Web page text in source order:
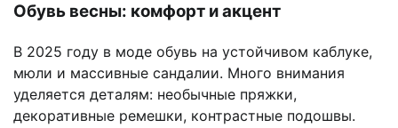
Обувь весны: комфорт и акцент
В 2025 году в моде обувь на устойчивом каблуке,
мюли и массивные сандалии. Много внимания
уделяется деталям: необычные пряжки,
декоративные ремешки, контрастные подошвы.